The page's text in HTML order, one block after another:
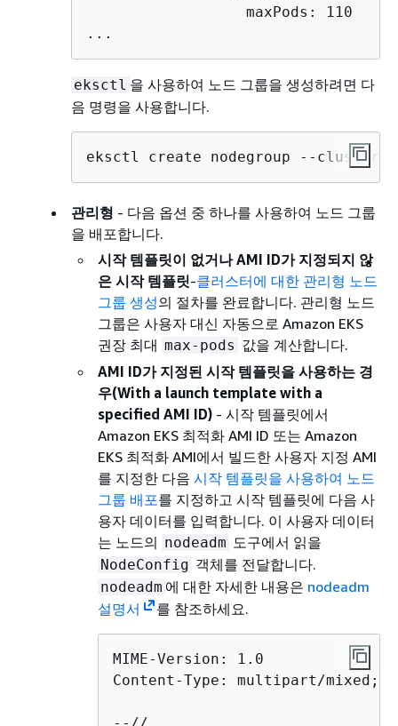
                  maxPods: 110
...
eksctl 을 사용하여 노드 그룹을 생성하려면 다
음 명령을 사용합니다.
eksctl create nodegroup --cluster
관리형 - 다음 옵션 중 하나를 사용하여 노드 그룹
을 배포합니다.
시작 템플릿이 없거나 AMI ID가 지정되지 않
은 시작 템플릿-클러스터에 대한 관리형 노드
그룹 생성의 절차를 완료합니다. 관리형 노드
그룹은 사용자 대신 자동으로 Amazon EKS
권장 최대 max-pods 값을 계산합니다.
AMI ID가 지정된 시작 템플릿을 사용하는 경
우(With a launch template with a
specified AMI ID) - 시작 템플릿에서
Amazon EKS 최적화 AMI ID 또는 Amazon
EKS 최적화 AMI에서 빌드한 사용자 지정 AMI
를 지정한 다음 시작 템플릿을 사용하여 노드
그룹 배포를 지정하고 시작 템플릿에 다음 사
용자 데이터를 입력합니다. 이 사용자 데이터
는 노드의 nodeadm 도구에서 읽을
NodeConfig 객체를 전달합니다.
nodeadm 에 대한 자세한 내용은 nodeadm
설명서
를 참조하세요.
MIME-Version: 1.0
Content-Type: multipart/mixed;